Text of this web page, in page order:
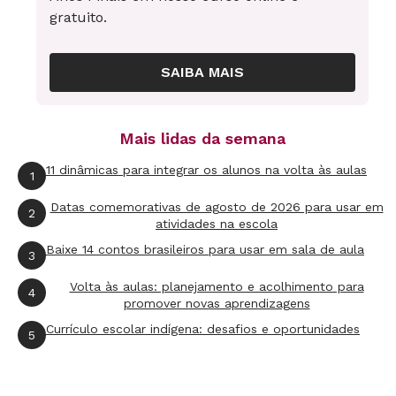
also like to watch films, draw, listen to music and
surf on internet. In my town we have beautiful
places and churches. Paranaguá is a historical
place and many buildings are still well preserved.
Promover a aprendizagem de um idioma por
meio de situações reais de comunicação é uma
das maneiras mais eficazes para aprimorar o
conhecimento da língua em todas as suas
gratuito.
SAIBA MAIS
Mais lidas da semana
1 11 dinâmicas para integrar os alunos na volta às aulas
2
Datas comemorativas de agosto de 2026 para usar em
atividades na escola
3 Baixe 14 contos brasileiros para usar em sala de aula
4
Volta às aulas: planejamento e acolhimento para
promover novas aprendizagens
5 Currículo escolar indígena: desafios e oportunidades